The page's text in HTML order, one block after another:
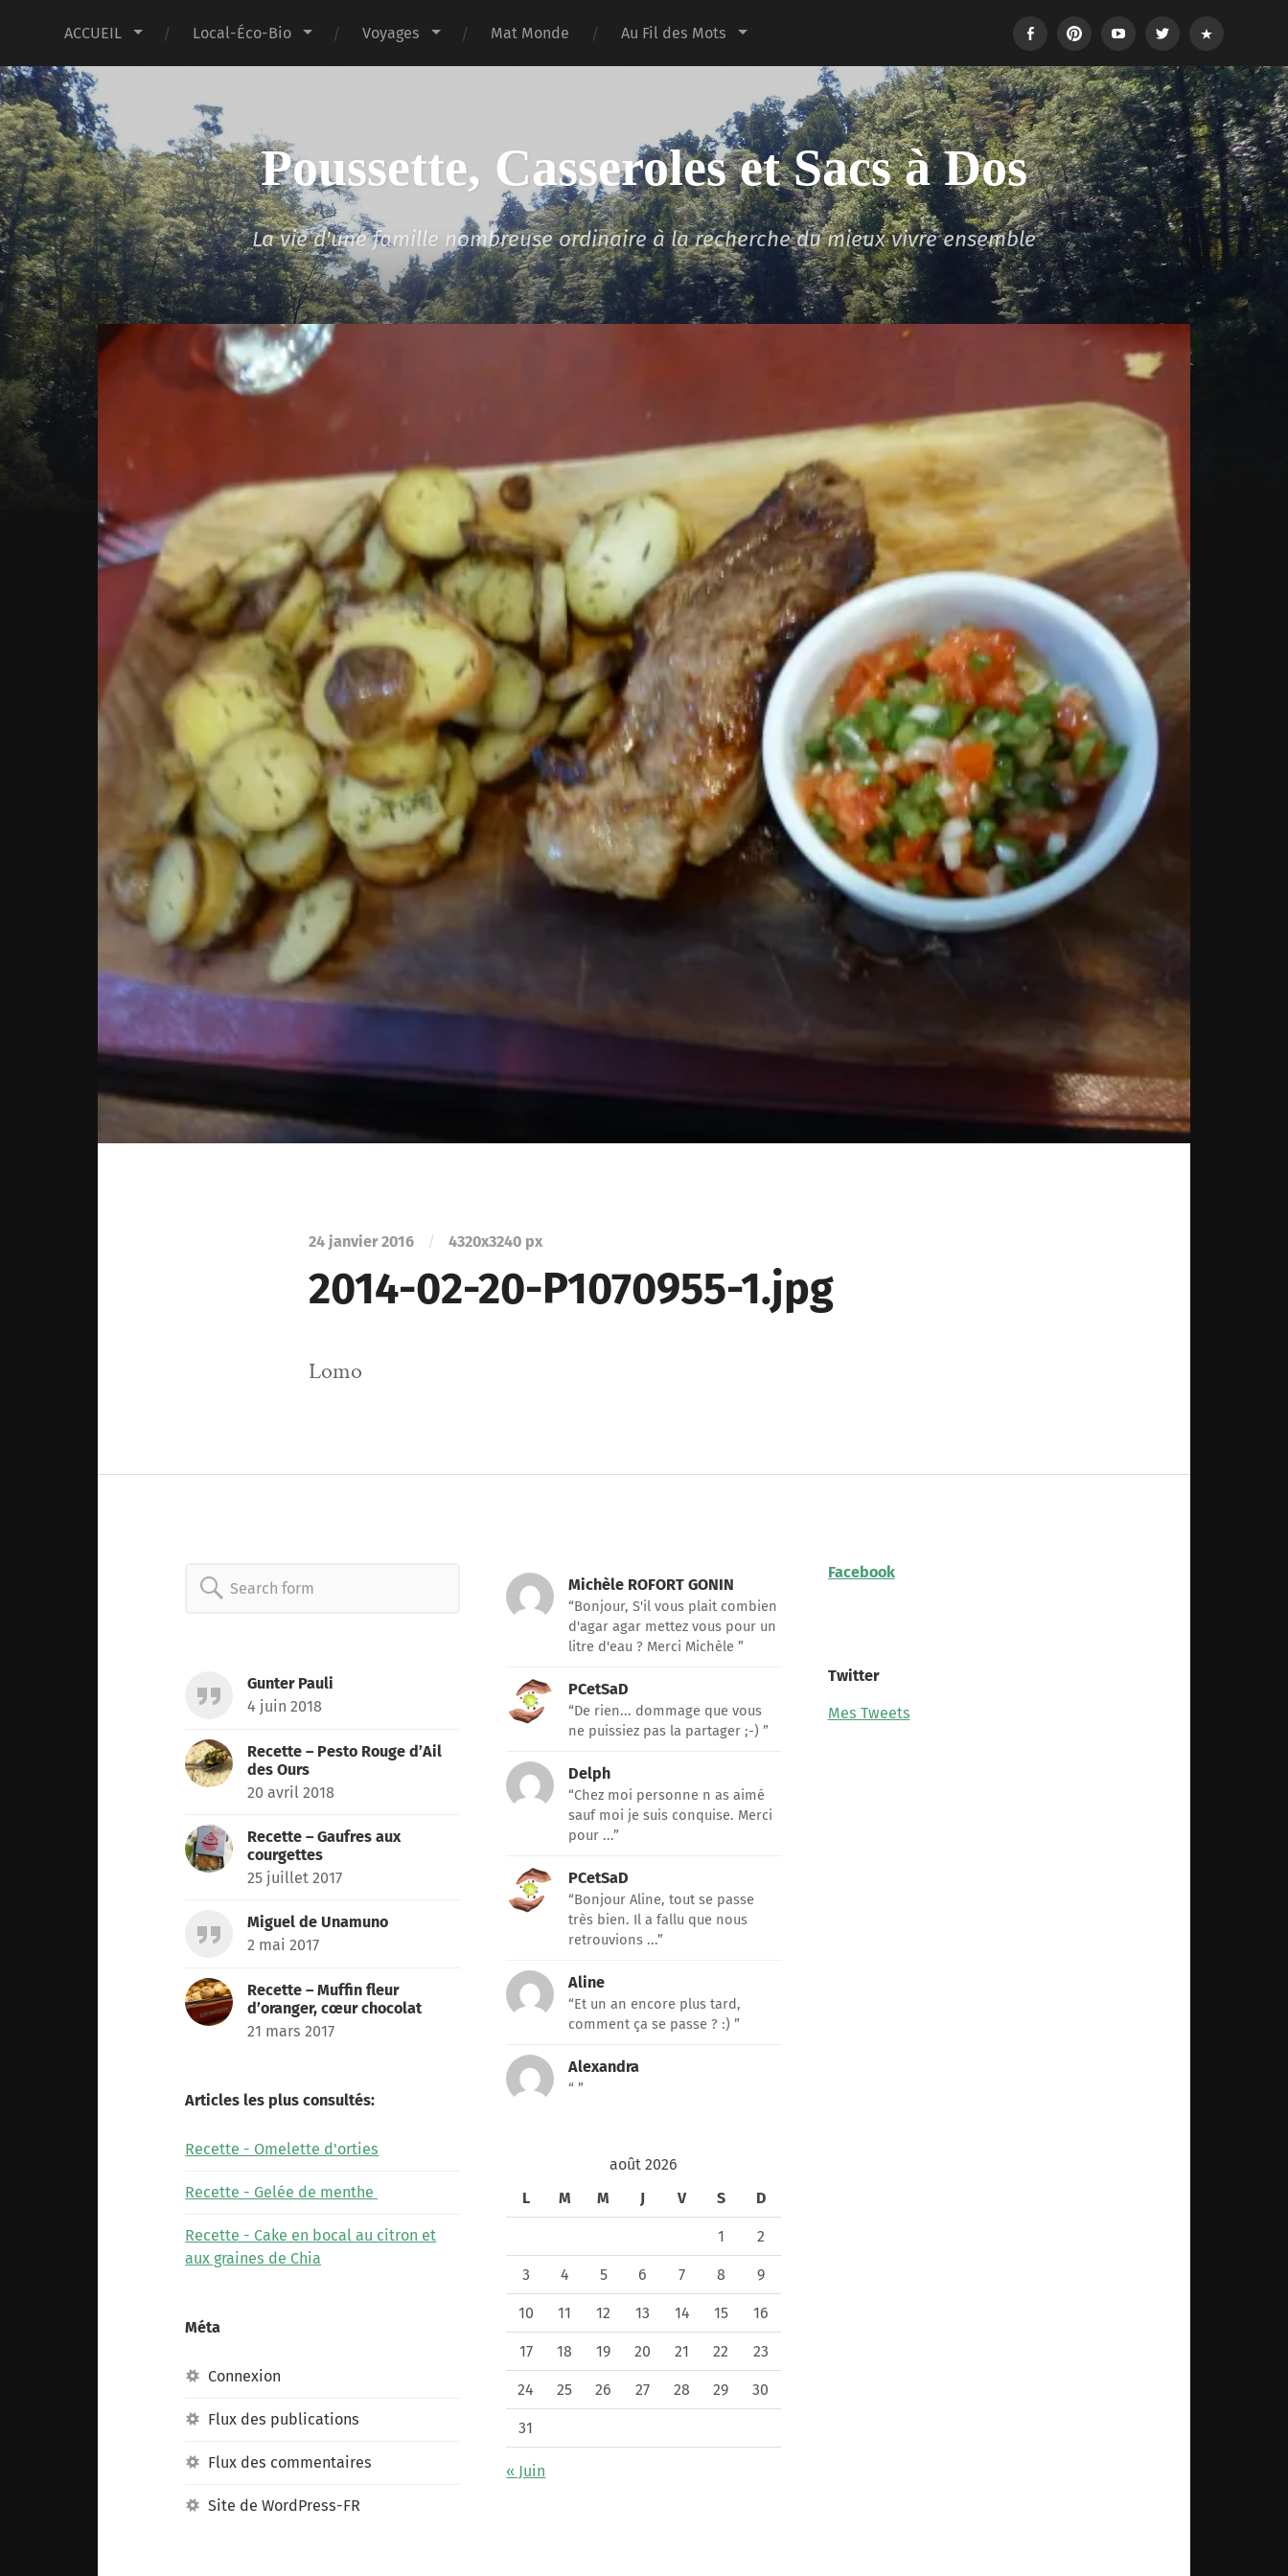
ACCUEIL Local-Éco-Bio Voyages Mat Monde Au Fil des Mots FacebookPinterestYoutubeTwitter Login
Poussette, Casseroles et Sacs à Dos
La vie d'une famille nombreuse ordinaire à la recherche du mieux vivre ensemble
24 janvier 2016 / 4320x3240 px
2014-02-20-P1070955-1.jpg
Lomo
Search
Gunter Pauli
4 juin 2018
Recette – Pesto Rouge d’Ail
des Ours
20 avril 2018
Recette – Gaufres aux
courgettes
25 juillet 2017
Miguel de Unamuno
2 mai 2017
Recette – Muffin fleur
d’oranger, cœur chocolat
21 mars 2017
Articles les plus consultés:
Recette - Omelette d'orties
Recette - Gelée de menthe
Recette - Cake en bocal au citron et
aux graines de Chia
Méta
Connexion
Flux des publications
Flux des commentaires
Site de WordPress-FR
Michèle ROFORT GONIN
“Bonjour, S'il vous plait combien
d'agar agar mettez vous pour un
litre d'eau ? Merci Michèle ”
PCetSaD
“De rien... dommage que vous
ne puissiez pas la partager ;-) ”
Delph
“Chez moi personne n as aimé
sauf moi je suis conquise. Merci
pour ...”
PCetSaD
“Bonjour Aline, tout se passe
très bien. Il a fallu que nous
retrouvions ...”
Aline
“Et un an encore plus tard,
comment ça se passe ? :) ”
Alexandra
“ ”
août 2026
L
M M J V S D
1 2
3 4 5 6 7 8 9
10 11 12 13 14 15 16
17 18 19 20 21 22 23
24 25 26 27 28 29 30
31
« Juin
Facebook
Twitter
Mes Tweets